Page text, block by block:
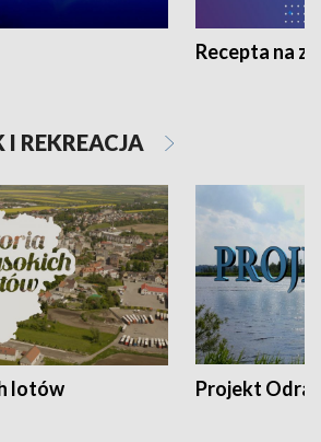
Recepta na
REKREACJA
lotów Projekt Odra